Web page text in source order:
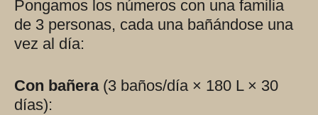
Pongamos los números con una familia
de 3 personas, cada una bañándose una
vez al día:
Con bañera(3 baños/día × 180 L × 30
días):